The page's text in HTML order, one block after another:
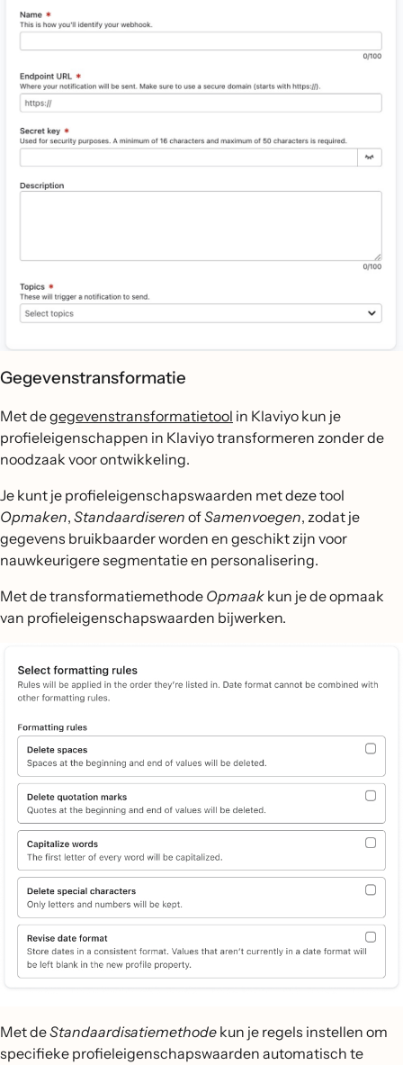
Gegevenstransformatie
Met degegevenstransformatietool in Klaviyo kun je
profieleigenschappen in Klaviyo transformeren zonder de
noodzaak voor ontwikkeling.
Je kunt je profieleigenschapswaarden met deze tool
Opmaken, Standaardiseren ofSamenvoegen, zodat je
gegevens bruikbaarder worden en geschikt zijn voor
nauwkeurigere segmentatie en personalisering.
Met de transformatiemethode Opmaak kun je de opmaak
van profieleigenschapswaarden bijwerken.
Met deStandaardisatiemethode kun je regels instellen om
specifieke profieleigenschapswaarden automatisch te